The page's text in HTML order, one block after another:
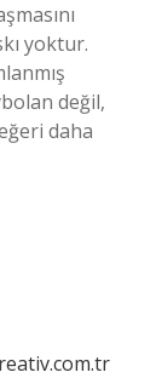
yoktur.
değil,
daha